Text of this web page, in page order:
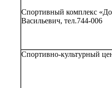
Спортивный комплекс
Васильевич, тел.744-006
Спортивно-культурный